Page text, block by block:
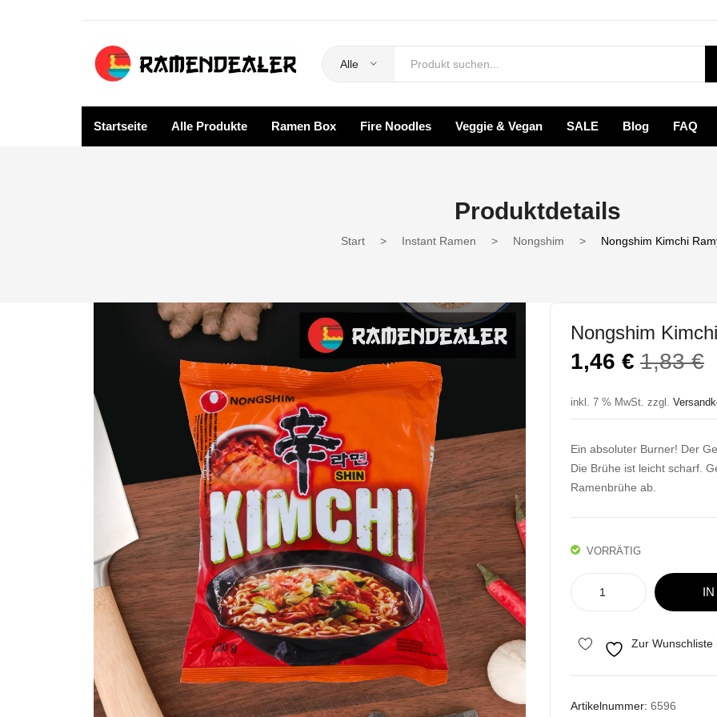
Alle
Startseite Alle Produkte Ramen Box Fire Noodles Veggie & Vegan SALE Blog FAQ
Produktdetails
Start > Instant Ramen > Nongshim > Nongshim Kimchi
Nongshim
1,83€
1,46 €
inkl. 7 % MwSt. zzgl.
Ein absoluter Burner! Der
Die Brühe ist leicht scharf.
Ramenbrühe ab.
VORRÄTIG
Kimchi
Menge
Zur Wunschliste
Artikelnummer: 6596